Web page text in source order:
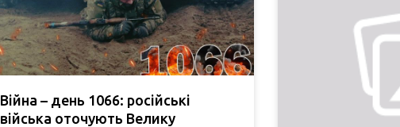
Війна – день 1066: російські
війська оточують Велику